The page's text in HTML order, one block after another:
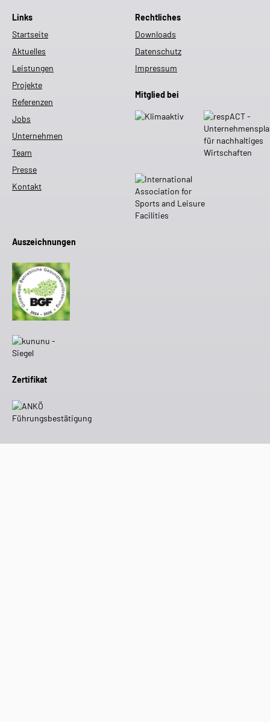
Links
Startseite
Aktuelles
Leistungen
Projekte
Referenzen
Jobs
Unternehmen
Team
Presse
Kontakt
Rechtliches
Downloads
Datenschutz
Impressum
Mitglied bei
Auszeichnungen
Zertifikat